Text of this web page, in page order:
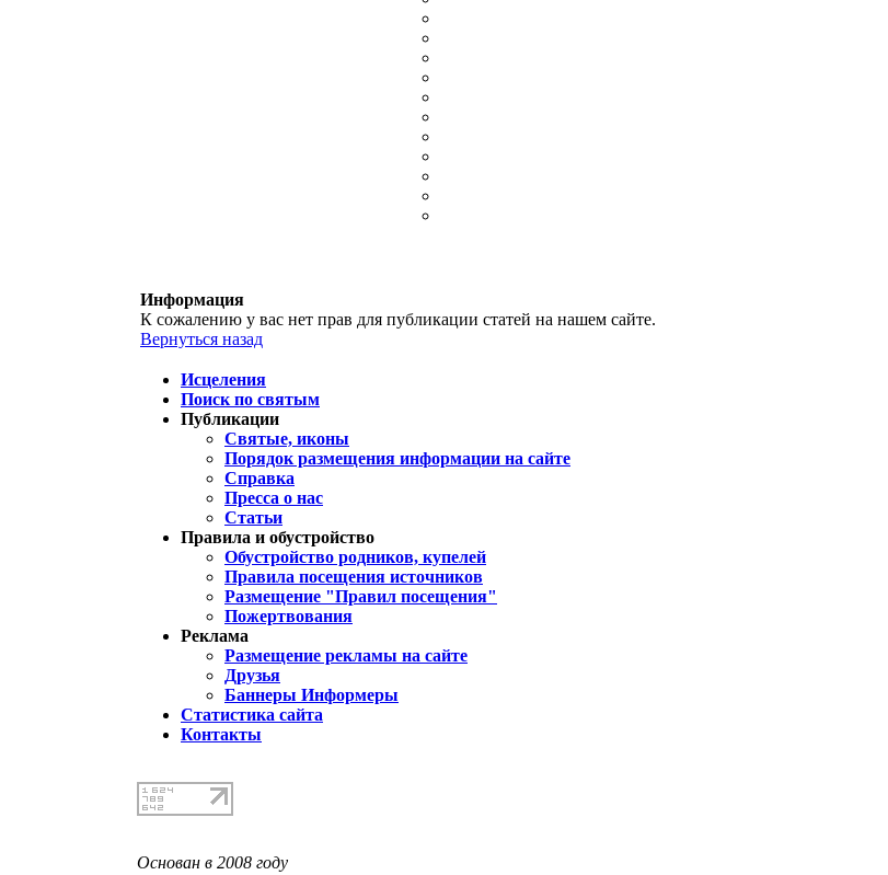
Информация
К сожалению у вас нет прав для публикации статей на нашем сайте.
Вернуться назад
Исцеления
Поиск по святым
Публикации
Святые, иконы
Порядок размещения информации на сайте
Справка
Пресса о нас
Статьи
Правила и обустройство
Обустройство родников, купелей
Правила посещения источников
Размещение "Правил посещения"
Пожертвования
Реклама
Размещение рекламы на сайте
Друзья
Баннеры Информеры
Статистика сайта
Контакты
Основан в 2008 году